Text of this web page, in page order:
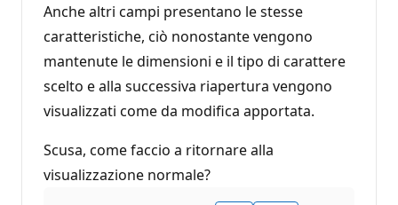
Anche altri campi presentano le stesse
caratteristiche, ciò nonostante vengono
mantenute le dimensioni e il tipo di carattere
scelto e alla successiva riapertura vengono
visualizzati come da modifica apportata.
Scusa, come faccio a ritornare alla
visualizzazione normale?